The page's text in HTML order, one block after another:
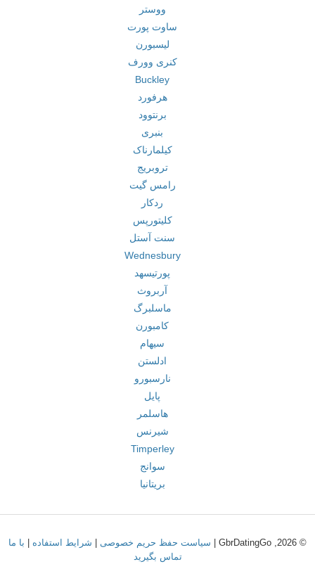
ووستر
ساوت پورت
لیسبورن
کنری وورف
Buckley
هرفورد
برنتوود
بنبری
کیلمارناک
تروبریج
رامس گیت
ردکار
کلیتورپس
سنت آستل
Wednesbury
پورتیسهد
آربروث
ماسلبرگ
کامبورن
سیهام
ادلستن
نارسبورو
پایل
هاسلمر
شیرنس
Timperley
سوانج
بریتانیا
© 2026, GbrDatingGo | سیاست حفظ حریم خصوصی شرایط استفاده
با ما
تماس بگیرید